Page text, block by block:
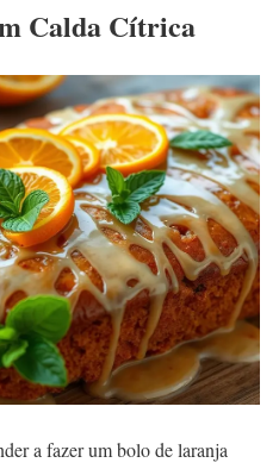
Calda Cítrica
a fazer um bolo de laranja